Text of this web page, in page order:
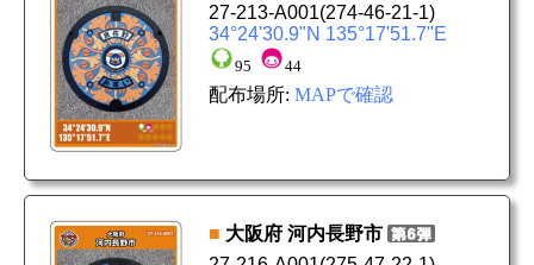
27-213-A001(274-46-21-1)
34°24'30.9"N 135°17'51.7"E
95 44
配布場所: MAPで確認
■ 大阪府 河内長野市